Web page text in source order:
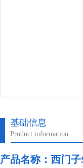
基础信息
Product information
产品名称： 西门子